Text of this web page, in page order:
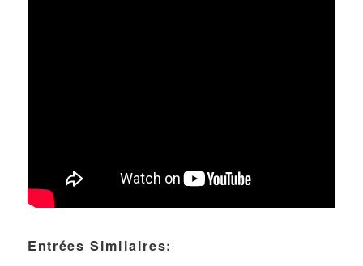
Entrées Similaires: